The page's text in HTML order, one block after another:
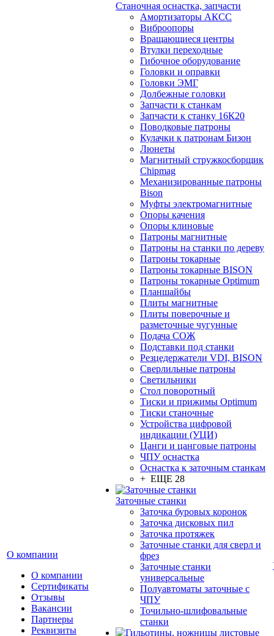
О компании
О компании
Сертификаты
Отзывы
Вакансии
Партнеры
Реквизиты
Станочная оснастка, запчасти
Амортизаторы АКСС
Виброопоры
Вращающиеся центры
Втулки переходные
Гибочное оборудование
Головки и оправки
Головки ЭМГ
Долбежные головки
Запчасти к станкам
Запчасти к станку 16К20
Поводковые патроны
Кулачки к патронам Бизон
Люнеты
Магнитный стружкосборщик
Chipmag
Механизированные патроны
Bison
Муфты электромагнитные
Опоры качения
Опоры клиновые
Патроны магнитные
Патроны на станки по дереву
Патроны токарные
Патроны токарные BISON
Патроны токарные Optimum
Планшайбы
Плиты магнитные
Плиты поверочные и
разметочные чугунные
Подача СОЖ
Подставки под станки
Резцедержатели VDI, BISON
Сверлильные патроны
Светильники
Стол поворотный
Тиски и прижимы Optimum
Тиски станочные
Устройства цифровой
индикации (УЦИ)
Цанги и цанговые патроны
ЧПУ оснастка
Оснастка к заточным станкам
+ ЕЩЕ 28
Заточные станки
Заточка буровых коронок
Заточка дисковых пил
Заточка протяжек
Заточные станки для сверл и
фрез
Заточные станки
универсальные
Полуавтоматы заточные с
ЧПУ
Точильно-шлифовальные
станки